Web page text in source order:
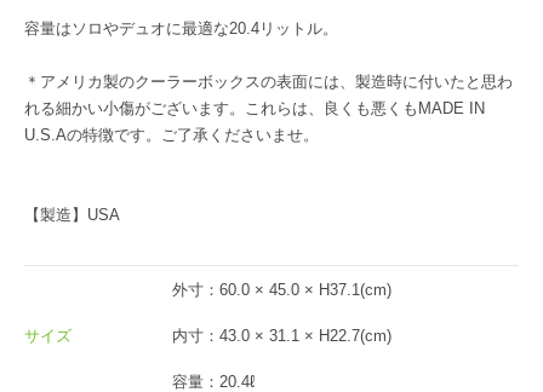
容量はソロやデュオに最適な20.4リットル。
＊アメリカ製のクーラーボックスの表面には、製造時に付いたと思わ
れる細かい小傷がございます。これらは、良くも悪くもMADE IN
U.S.Aの特徴です。ご了承くださいませ。
【製造】USA
サイズ
外寸：60.0 × 45.0 × H37.1(cm)
内寸：43.0 × 31.1 × H22.7(cm)
容量：20.4ℓ